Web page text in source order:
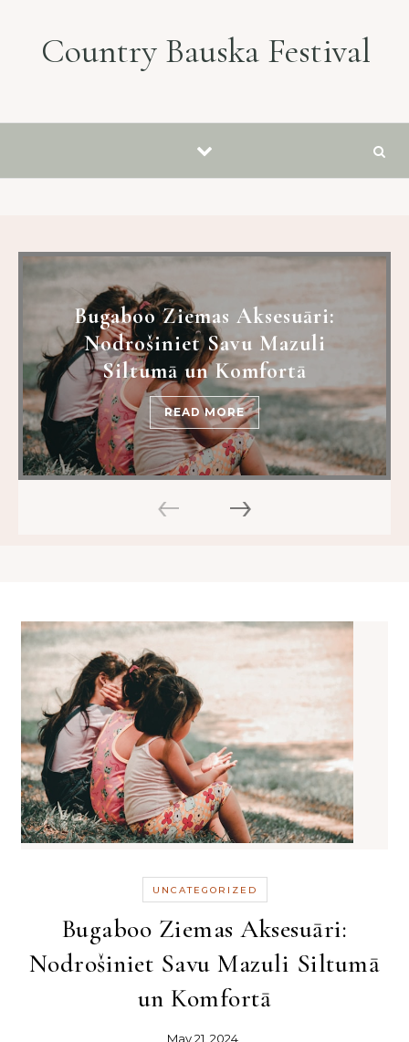
Country Bauska Festival
Bugaboo Ziemas Aksesuāri:
Nodrošiniet Savu Mazuli
Siltumā un Komfortā
READ MORE
‹ ›
UNCATEGORIZED
Bugaboo Ziemas Aksesuāri:
Nodrošiniet Savu Mazuli Siltumā
un Komfortā
May 21, 2024